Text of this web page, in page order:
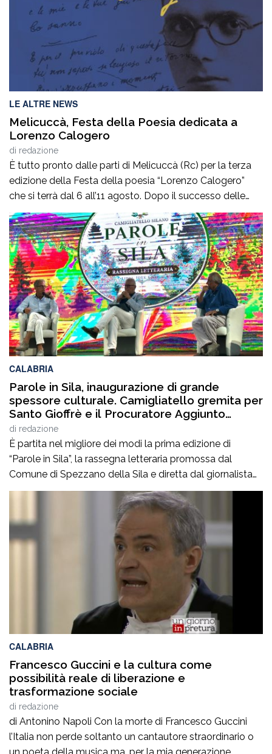
LE ALTRE NEWS
Melicuccà, Festa della Poesia dedicata a
Lorenzo Calogero
di redazione
È tutto pronto dalle parti di Melicuccà (Rc) per la terza
edizione della Festa della poesia “Lorenzo Calogero”
che si terrà dal 6 all’11 agosto. Dopo il successo delle
prime due edizioni, nel 2024 e nel 2025, che hanno
portato nell’entroterra calabrese autorevoli protagonisti
della cultura italiana e internazionale, anche per
quest’annoLYRIKS – Laboratorio Interdisciplinare […]
CALABRIA
Parole in Sila, inaugurazione di grande
spessore culturale. Camigliatello gremita per
Santo Gioffrè e il Procuratore Aggiunto
Stefano Musolino
di redazione
È partita nel migliore dei modi la prima edizione di
“Parole in Sila”, la rassegna letteraria promossa dal
Comune di Spezzano della Sila e diretta dal giornalista
Pasquale Motta, che fino al 19 agosto porterà a
Camigliatello Silano alcuni tra i più autorevoli
protagonisti del panorama culturale e istituzionale
italiano. Nella splendida cornice di Piazza […]
CALABRIA
Francesco Guccini e la cultura come
possibilità reale di liberazione e
trasformazione sociale
di redazione
di Antonino Napoli Con la morte di Francesco Guccini
l’Italia non perde soltanto un cantautore straordinario o